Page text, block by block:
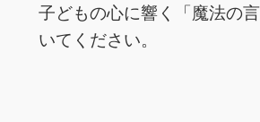
子どもの心に響く「魔法の
いてください。